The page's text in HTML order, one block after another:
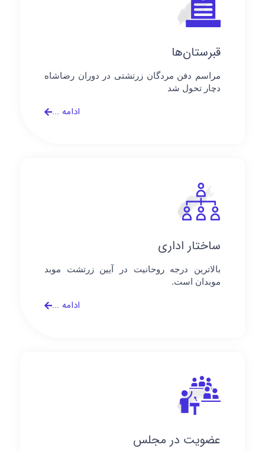
قبرستان‌ها
مراسم دفن مردگان زرتشتی در دوران رضاشاه
دچار تحول شد
ادامه ...
ساختار اداری
بالاترین درجه روحانیت در آیین زرتشت موبد
موبدان است.
ادامه ...
عضویت‌ در مجلس‌